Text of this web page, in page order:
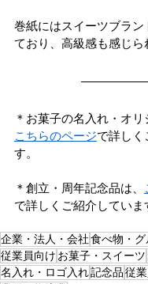
巻紙にはスイーツブラン
ており、高級感も感じら
＊お菓子の名入れ・オリ
こちらのページで詳しく
す。
＊創立・周年記念品は、
で詳しくご紹介していま
企業・法人・会社食べ物・グ
従業員向け お菓子・スイーツ
名入れ・ロゴ入れ記念品従